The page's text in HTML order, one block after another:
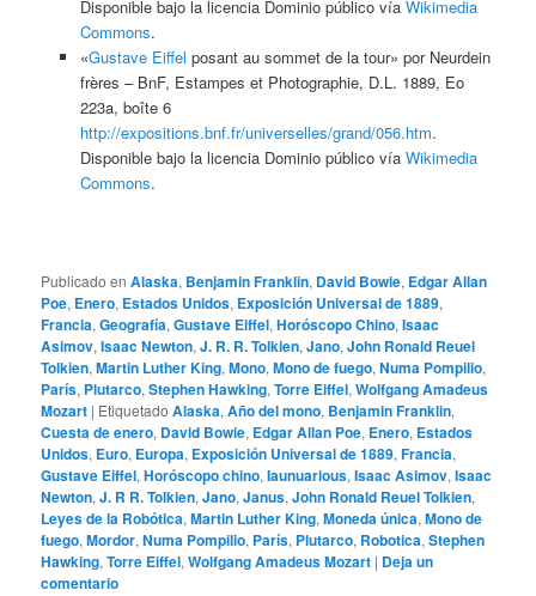
Disponible bajo la licencia Dominio público vía Wikimedia
Commons.
«Gustave Eiffel posant au sommet de la tour» por Neurdein
frères – BnF, Estampes et Photographie, D.L. 1889, Eo
223a, boîte 6
http://expositions.bnf.fr/universelles/grand/056.htm.
Disponible bajo la licencia Dominio público vía Wikimedia
Commons.
Publicado en Alaska, Benjamin Franklin, David Bowie, Edgar Allan
Poe, Enero, Estados Unidos, Exposición Universal de 1889,
Francia,Geografía,Gustave Eiffel,Horóscopo Chino,Isaac
Asimov,Isaac Newton,J. R. R. Tolkien,Jano,John Ronald Reuel
Tolkien,Martin Luther King,Mono,Mono de fuego,Numa Pompilio,
París, Plutarco,Stephen Hawking,Torre Eiffel,Wolfgang Amadeus
Mozart | Etiquetado Alaska,Año del mono, Benjamin Franklin,
Cuesta de enero, David Bowie, Edgar Allan Poe, Enero, Estados
Unidos, Euro, Europa, Exposición Universal de 1889,Francia,
Gustave Eiffel,Horóscopo chino,Iaunuarious,Isaac Asimov,Isaac
Newton,J. R R. Tolkien,Jano,Janus,John Ronald Reuel Tolkien,
Leyes de la Robótica,Martin Luther King,Moneda única,Mono de
fuego,Mordor,Numa Pompilio, París, Plutarco, Robotica,Stephen
Hawking,Torre Eiffel,Wolfgang Amadeus Mozart | Deja un
comentario